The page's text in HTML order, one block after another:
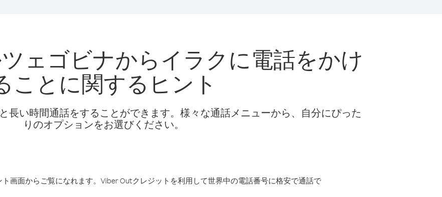
ェゴビナからイラクに電話をかけ
ことに関するヒント
長い時間通話をすることができます。様々な通話メニューから、自分にぴった
りのオプションをお選びください。
画面からご覧になれます。Viber Outクレジットを利用して世界中の電話番号に格安で通話で